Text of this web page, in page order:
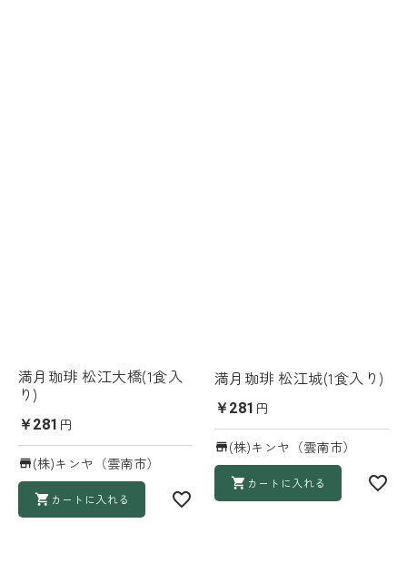
満月珈琲 松江大橋(1食入
り)
￥281 円
(株)キンヤ（雲南市）
カートに入れる
満月珈琲 松江城(1食入り)
￥281 円
(株)キンヤ（雲南市）
カートに入れる